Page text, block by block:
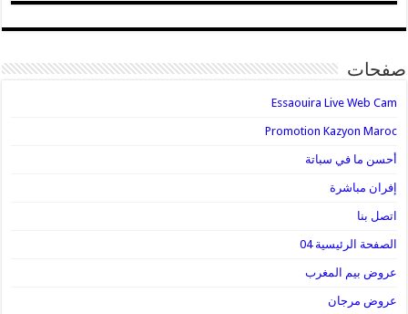
صفحات
Essaouira Live Web Cam
Promotion Kazyon Maroc
أحسن ما في سباتة
إفران مباشرة
اتصل بنا
الصفحة الرئيسية 04
عروض بيم المغرب
عروض مرجان